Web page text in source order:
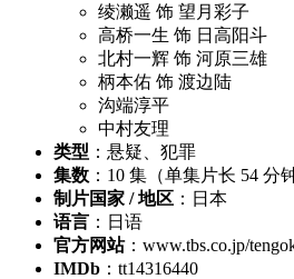
绫濑遥 饰 望月彩子
高桥一生 饰 日高阳斗
北村一辉 饰 河原三雄
柄本佑 饰 渡边陆
沟端淳平
中村友理
类型 ：悬疑、犯罪
集数 ：10 集（单集片长 54 分钟
制片国家 / 地区 ：日本
语言 ：日语
官方网站：www.tbs.co.jp/
IMDb ：tt14316440